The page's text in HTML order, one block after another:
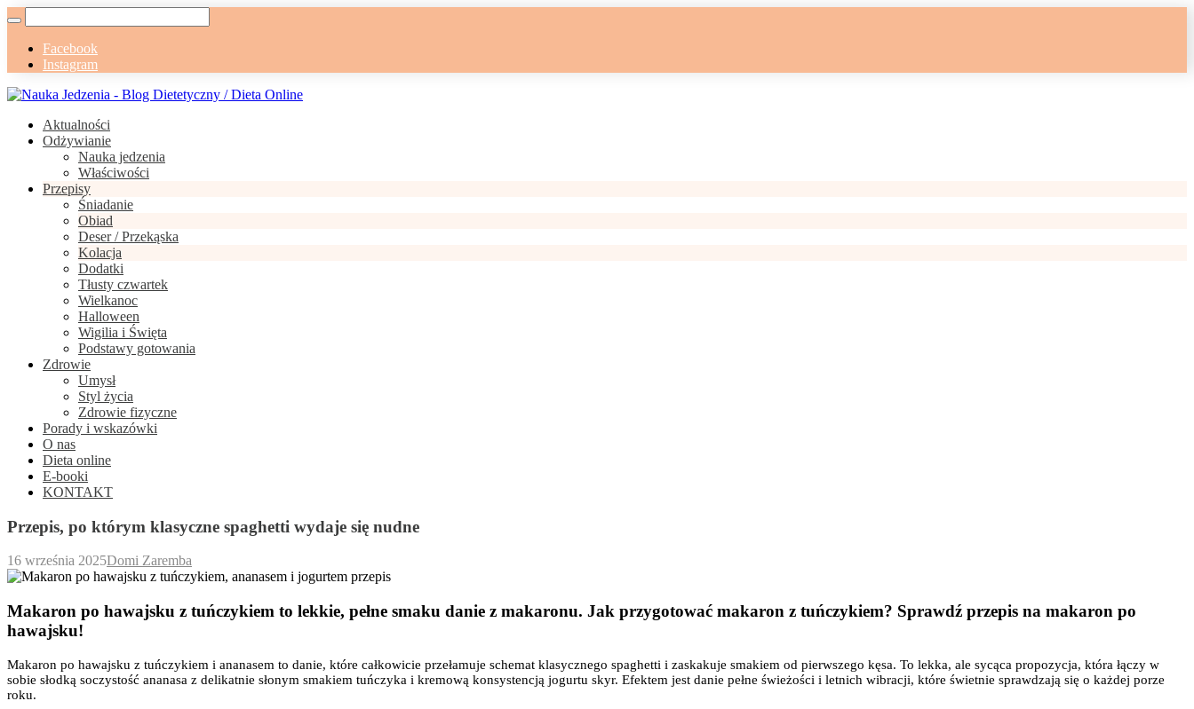
Facebook
Instagram
Aktualności
Odżywianie
Nauka jedzenia
Właściwości
Przepisy
Śniadanie
Obiad
Deser / Przekąska
Kolacja
Dodatki
Tłusty czwartek
Wielkanoc
Halloween
Wigilia i Święta
Podstawy gotowania
Zdrowie
Umysł
Styl życia
Zdrowie fizyczne
Porady i wskazówki
O nas
Dieta online
E-booki
KONTAKT
Przepis, po którym klasyczne spaghetti wydaje się nudne
16 września 2025Domi Zaremba
Makaron po hawajsku z tuńczykiem to lekkie, pełne smaku danie z makaronu. Jak przygotować makaron z tuńczykiem? Sprawdź przepis na makaron po
hawajsku!
Makaron po hawajsku z tuńczykiem i ananasem to danie, które całkowicie przełamuje schemat klasycznego spaghetti i zaskakuje smakiem od pierwszego kęsa. To lekka, ale sycąca propozycja, która łączy w
sobie słodką soczystość ananasa z delikatnie słonym smakiem tuńczyka i kremową konsystencją jogurtu skyr. Efektem jest danie pełne świeżości i letnich wibracji, które świetnie sprawdzają się o każdej porze
roku.